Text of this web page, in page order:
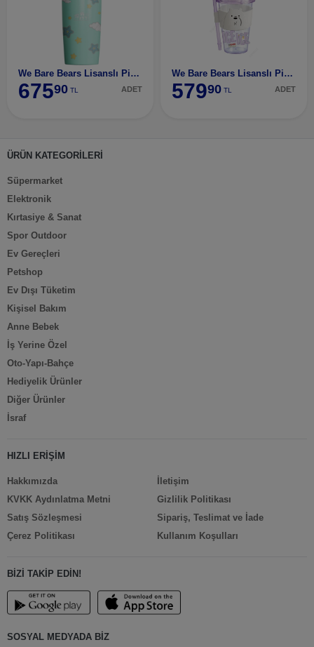
We Bare Bears Lisanslı Pipetli Termos (530Ml) - Pa
67590 TL ADET
We Bare Bears Lisanslı Pipetli ve Kapaklı Simli Pl
57990 TL ADET
ÜRÜN KATEGORİLERİ
Süpermarket
Elektronik
Kırtasiye & Sanat
Spor Outdoor
Ev Gereçleri
Petshop
Ev Dışı Tüketim
Kişisel Bakım
Anne Bebek
İş Yerine Özel
Oto-Yapı-Bahçe
Hediyelik Ürünler
Diğer Ürünler
İsraf
HIZLI ERİŞİM
Hakkımızda
KVKK Aydınlatma Metni
Satış Sözleşmesi
Çerez Politikası
İletişim
Gizlilik Politikası
Sipariş, Teslimat ve İade
Kullanım Koşulları
BİZİ TAKİP EDİN!
SOSYAL MEDYADA BİZ